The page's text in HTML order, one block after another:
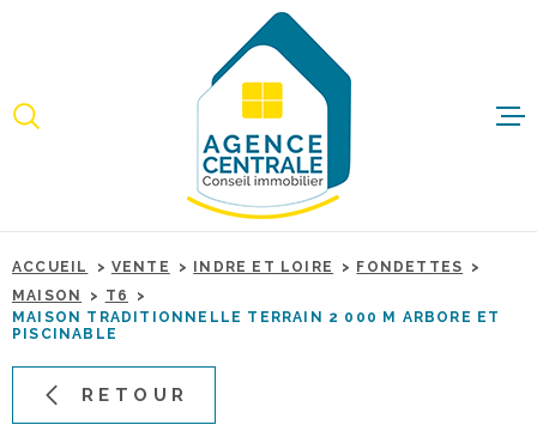
recherche
principal
ACCUEIL VENTE INDRE ET LOIRE
FONDETTES
MAISON
T6
MAISON TRADITIONNELLE TERRAIN 2 000 M ARBORE ET
PISCINABLE
RETOUR